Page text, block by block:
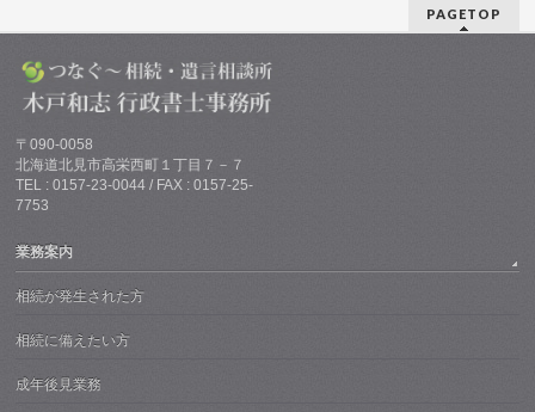
PAGETOP
〒090-0058
北海道北見市高栄西町１丁目７－７
TEL : 0157-23-0044 / FAX : 0157-25-
7753
業務案内
相続が発生された方
相続に備えたい方
成年後見業務